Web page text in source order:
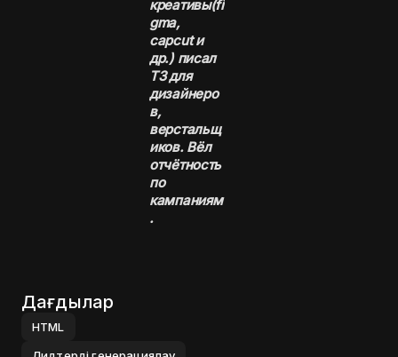
креативы(fi
gma,
capcut и
др.) писал
ТЗ для
дизайнеро
в,
верстальщ
иков. Вёл
отчётность
по
кампаниям
.
Дағдылар
HTML